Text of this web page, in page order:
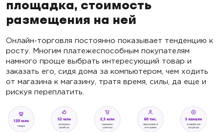
площадка, стоимость
размещения на ней
Онлайн-торговля постоянно показывает тенденцию к
росту. Многим платежеспособным покупателям
намного проще выбрать интересующий товар и
заказать его, сидя дома за компьютером, чем ходить
от магазина к магазину, тратя время, силы, да еще и
рискуя переплатить.